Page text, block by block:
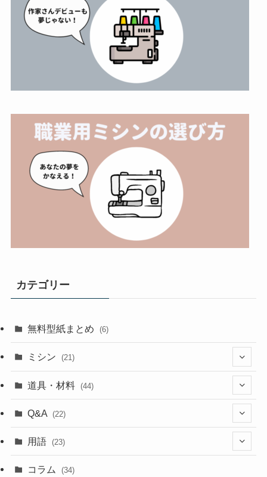
カテゴリー
無料型紙まとめ (6)
ミシン (21)
(11)
道具・材料 (44)
(18)
(4)
Q&A (22)
(5)
用語 (23)
(1)
コラム (34)